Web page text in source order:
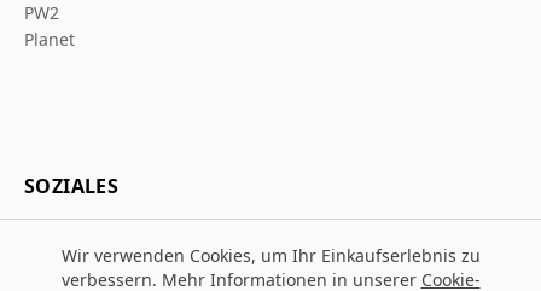
PW2
Planet
SOZIALES
Wir verwenden Cookies, um Ihr Einkaufserlebnis zu
verbessern. Mehr Informationen in unserer Cookie-